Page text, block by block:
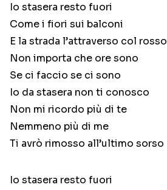
Io stasera resto fuori
Come i fiori sui balconi
E la strada l’attraverso col rosso
Non importa che ore sono
Se ci faccio se ci sono
Io da stasera non ti conosco
Non mi ricordo più di te
Nemmeno più di me
Ti avrò rimosso all’ultimo sorso
Io stasera resto fuori